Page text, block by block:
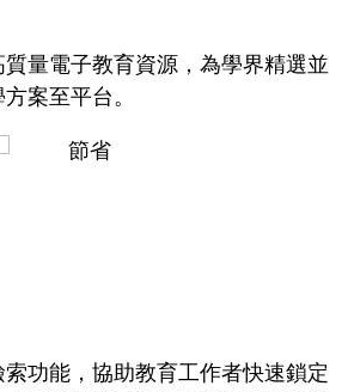
量電子教育資源，為學界精選並
案至平台。
功能，協助教育工作者快速鎖定